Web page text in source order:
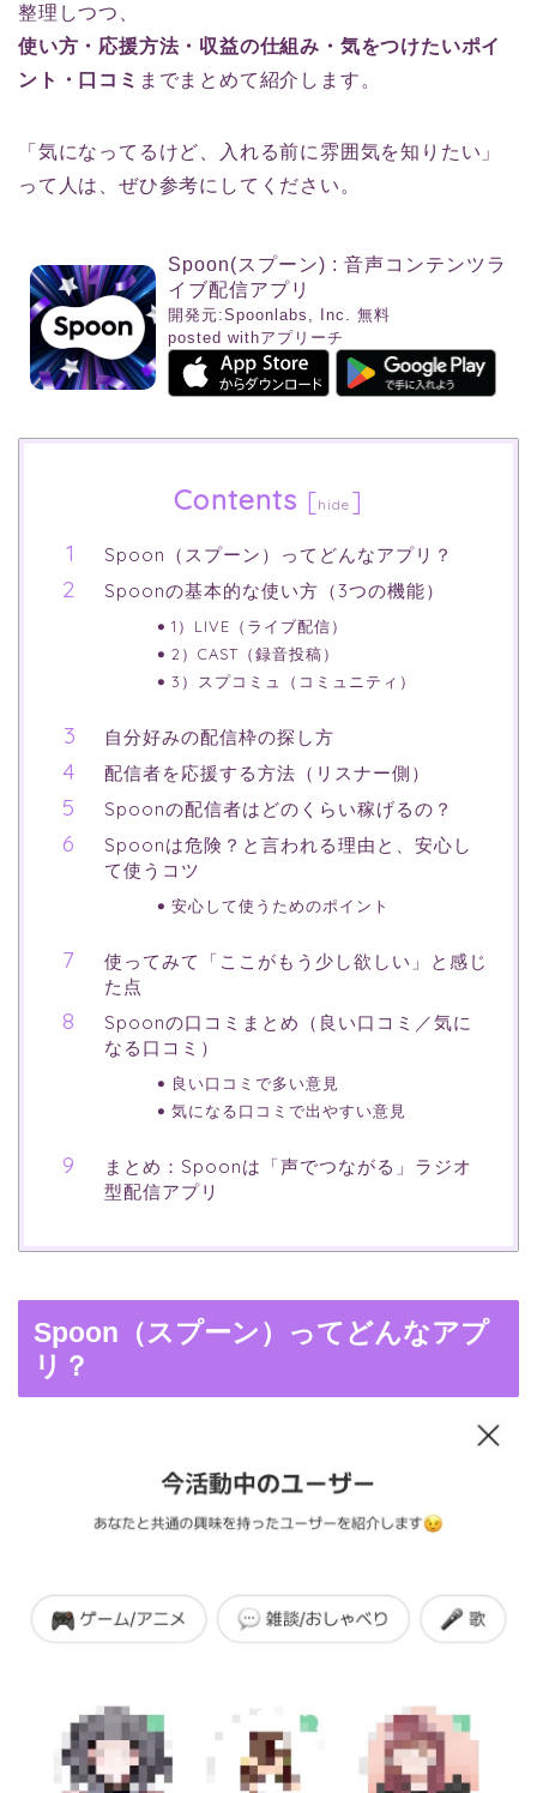
整理しつつ、
使い方・応援方法・収益の仕組み・気をつけたいポイ
ント・口コミ までまとめて紹介します。
「気になってるけど、入れる前に雰囲気を知りたい」
って人は、ぜひ参考にしてください。
Spoon(スプーン) : 音声コンテンツラ
イブ配信アプリ
開発元:Spoonlabs, Inc.
無料
posted withアプリーチ
Contents [hide ]
Spoon（スプーン）ってどんなアプリ？
Spoonの基本的な使い方（3つの機能）
1）LIVE（ライブ配信）
2）CAST（録音投稿）
3）スプコミュ（コミュニティ）
自分好みの配信枠の探し方
配信者を応援する方法（リスナー側）
Spoonの配信者はどのくらい稼げるの？
Spoonは危険？と言われる理由と、安心し
て使うコツ
安心して使うためのポイント
使ってみて「ここがもう少し欲しい」と感じ
た点
Spoonの口コミまとめ（良い口コミ／気に
なる口コミ）
良い口コミで多い意見
気になる口コミで出やすい意見
まとめ：Spoonは「声でつながる」ラジオ
型配信アプリ
Spoon（スプーン）ってどんなアプ
リ？